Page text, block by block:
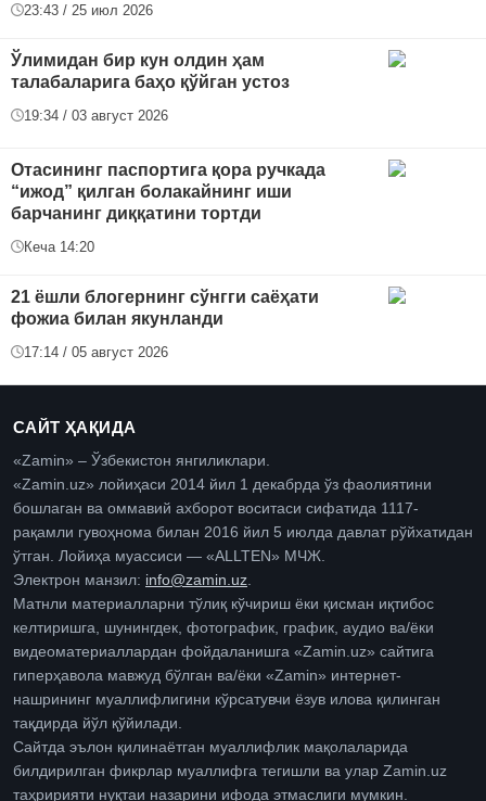
23:43 / 25 июл 2026
Ўлимидан бир кун олдин ҳам
талабаларига баҳо қўйган устоз
19:34 / 03 август 2026
Отасининг паспортига қора ручкада
“ижод” қилган болакайнинг иши
барчанинг диққатини тортди
Кеча 14:20
21 ёшли блогернинг сўнгги саёҳати
фожиа билан якунланди
17:14 / 05 август 2026
САЙТ ҲАҚИДА
«Zamin» – Ўзбекистон янгиликлари.
«Zamin.uz» лойиҳаси 2014 йил 1 декабрда ўз фаолиятини
бошлаган ва оммавий ахборот воситаси сифатида 1117-
рақамли гувоҳнома билан 2016 йил 5 июлда давлат рўйхатидан
ўтган. Лойиҳа муассиси — «ALLTEN» МЧЖ.
Электрон манзил: info@zamin.uz
Матнли материалларни тўлиқ кўчириш ёки қисман иқтибос
келтиришга, шунингдек, фотографик, график, аудио ва/ёки
видеоматериаллардан фойдаланишга «Zamin.uz» сайтига
гиперҳавола мавжуд бўлган ва/ёки «Zamin» интернет-
нашрининг муаллифлигини кўрсатувчи ёзув илова қилинган
тақдирда йўл қўйилади.
Сайтда эълон қилинаётган муаллифлик мақолаларида
билдирилган фикрлар муаллифга тегишли ва улар Zamin.uz
таҳририяти нуқтаи назарини ифода этмаслиги мумкин.